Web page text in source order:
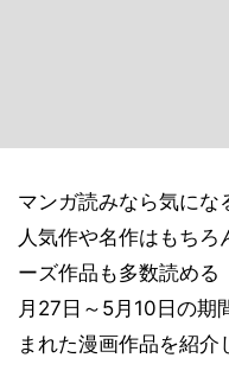
マンガ読みなら気にな
人気作や名作はもちろ
ーズ作品も多数読め
月27日～5月10日の期
まれた漫画作品を紹介